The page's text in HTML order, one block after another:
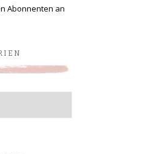
Abonnenten an